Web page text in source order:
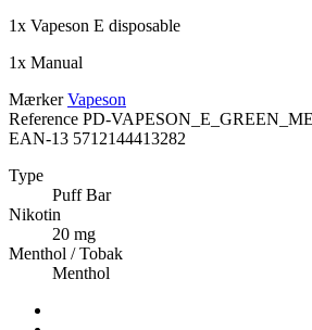
1x Vapeson E disposable
1x Manual
Mærker Vapeson
Reference PD-
EAN-13 5712144413282
Type
Puff Bar
Nikotin
20 mg
Menthol / Tobak
Menthol